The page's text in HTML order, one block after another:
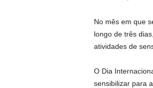
No mês em que
longo de três
atividades de
O Dia
sensibilizar para